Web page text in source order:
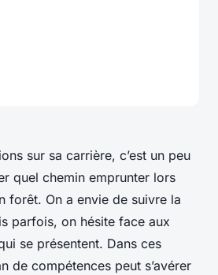
sur sa carrière, c’est un peu
quel chemin emprunter lors
forêt. On a envie de suivre la
parfois, on hésite face aux
se présentent. Dans ces
de compétences peut s’avérer